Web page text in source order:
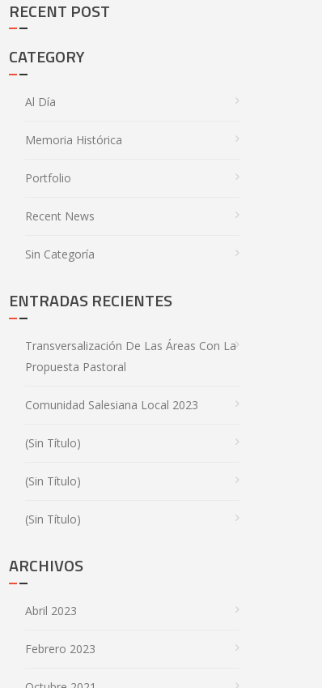
RECENT POST
CATEGORY
Al Día
Memoria Histórica
Portfolio
Recent News
Sin Categoría
ENTRADAS RECIENTES
Transversalización De Las Áreas Con La
Propuesta Pastoral
Comunidad Salesiana Local 2023
(sin Título)
(sin Título)
(sin Título)
ARCHIVOS
Abril 2023
Febrero 2023